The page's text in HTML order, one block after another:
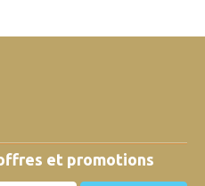
et promotions